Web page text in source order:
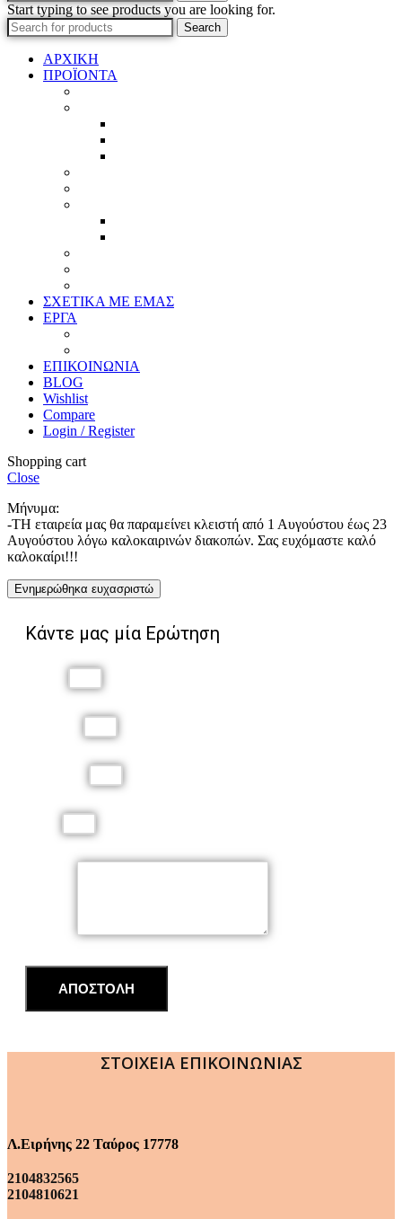
Start typing to see products you are looking for.
Search
ΑΡΧΙΚΗ
ΠΡΟΪΟΝΤΑ
ΣΧΕΤΙΚΑ ΜΕ ΕΜΑΣ
ΕΡΓΑ
ΕΠΙΚΟΙΝΩΝΙΑ
BLOG
Wishlist
Compare
Login / Register
Shopping cart
Close
Μήνυμα:
-ΤΗ εταιρεία μας θα παραμείνει κλειστή από 1 Αυγούστου έως 23
Αυγούστου λόγω καλοκαιρινών διακοπών. Σας ευχόμαστε καλό
καλοκαίρι!!!
Ενημερώθηκα ευχασριστώ
Κάντε μας μία Ερώτηση
ΑΠΟΣΤΟΛΗ
ΣΤΟΙΧΕΙΑ ΕΠΙΚΟΙΝΩΝΙΑΣ
Λ.Ειρήνης 22 Ταύρος 17778
2104832565
2104810621